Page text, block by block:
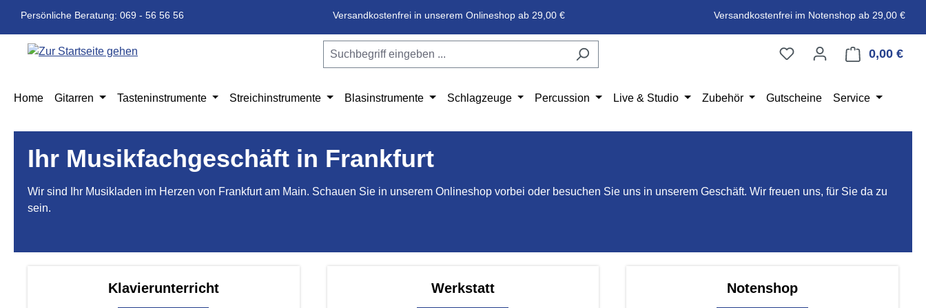
Hauptinhalt springen
Zur Suche springen
Zur Hauptnavigation springen
Persönliche Beratung: 069 - 56 56 56 Versandkostenfrei in unserem Onlineshop ab 29,00 € Versandkostenfrei im Notenshop ab 29,00 €
0,00 €
Home Gitarren Tasteninstrumente Streichinstrumente Blasinstrumente Schlagzeuge Percussion Live & Studio Zubehör Gutscheine Service
Ihr Musikfachgeschäft in Frankfurt
Wir sind Ihr Musikladen im Herzen von Frankfurt am Main. Schauen Sie in unserem Onlineshop vorbei oder besuchen Sie uns in unserem Geschäft. Wir freuen uns, für Sie da zu
sein.
Klavierunterricht Werkstatt Notenshop